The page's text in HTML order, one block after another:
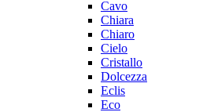
Cavo
Chiara
Chiaro
Cielo
Cristallo
Dolcezza
Eclis
Eco